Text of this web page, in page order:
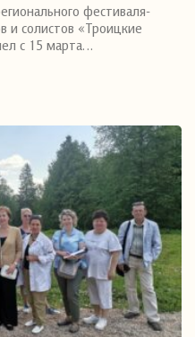
фестиваля-
и солистов «Троицкие
с 15 марта…